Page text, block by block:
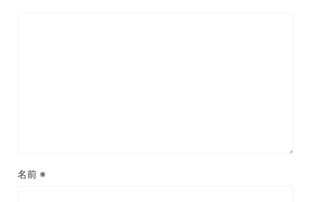
名前 ※